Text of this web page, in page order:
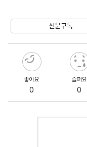
신문구독
좋아요
0
슬퍼요
0